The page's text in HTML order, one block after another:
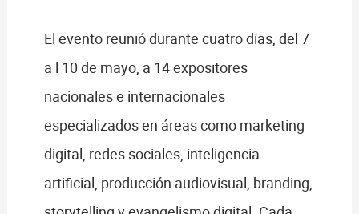
El evento reunió durante cuatro días, del 7
a l 10 de mayo, a 14 expositores
nacionales e internacionales
especializados en áreas como marketing
digital, redes sociales, inteligencia
artificial, producción audiovisual, branding,